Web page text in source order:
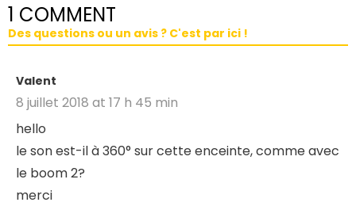
1 COMMENT
Des questions ou un avis ? C'est par ici !
Valent
8 juillet 2018 at 17 h 45 min
hello
le son est-il à 360° sur cette enceinte, comme avec
le boom 2?
merci